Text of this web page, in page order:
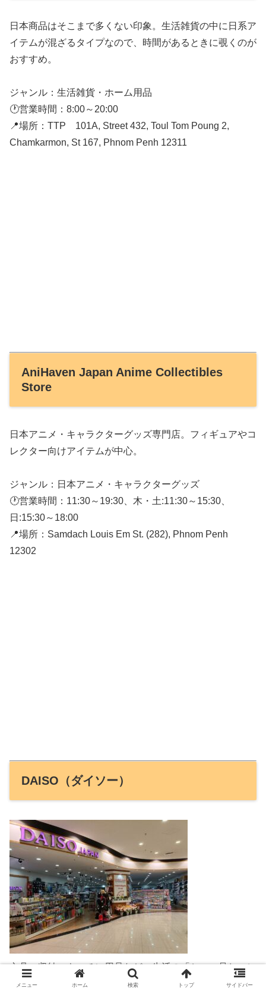
日本商品はそこまで多くない印象。生活雑貨の中に日系ア
イテムが混ざるタイプなので、時間があるときに覗くのが
おすすめ。
ジャンル：生活雑貨・ホーム用品
🕐営業時間：8:00～20:00
📍場所：TTP 101A, Street 432, Toul Tom Poung 2,
Chamkarmon, St 167, Phnom Penh 12311
AniHaven Japan Anime Collectibles
Store
日本アニメ・キャラクターグッズ専門店。フィギュアやコ
レクター向けアイテムが中心。
ジャンル：日本アニメ・キャラクターグッズ
🕐営業時間：11:30～19:30、木・土:11:30～15:30、
日:15:30～18:00
📍場所：Samdach Louis Em St. (282), Phnom Penh
12302
DAISO（ダイソー）
文具・収納・キッチン用品など、生活の「ちょい足し」に
強い定番店。全品1.9US$。
メニュー ホーム 検索 トップ サイドバー